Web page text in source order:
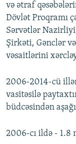
və ətraf
Dövlət Proqramı
Sərvətlər
Şirkəti, Gənclər
vəsaitlərini
2006-2014-cü
vasitəsilə
büdcəsindən
2006-cı ildə - 1.8